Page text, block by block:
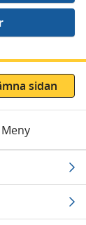
sidan
Meny